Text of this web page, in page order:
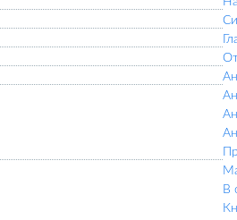
В